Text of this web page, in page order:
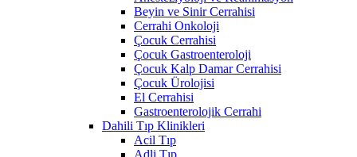
Beyin ve Sinir Cerrahisi
Cerrahi Onkoloji
Çocuk Cerrahisi
Çocuk Gastroenteroloji
Çocuk Kalp Damar Cerrahisi
Çocuk Ürolojisi
El Cerrahisi
Gastroenterolojik Cerrahi
Dahili Tıp Klinikleri
Acil Tıp
Adli Tıp